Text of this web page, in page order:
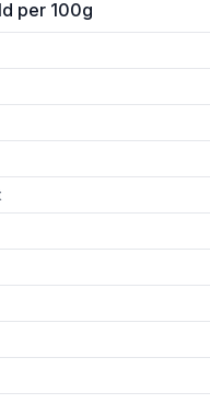
for 'Coop Gnocchi di
per 100g